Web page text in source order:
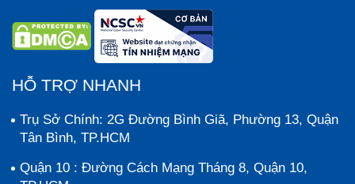
HỖ TRỢ NHANH
Trụ Sở Chính: 2G Đường Bình Giã, Phường 13, Quận
Tân Bình, TP.HCM
Quận 10 : Đường Cách Mạng Tháng 8, Quận 10,